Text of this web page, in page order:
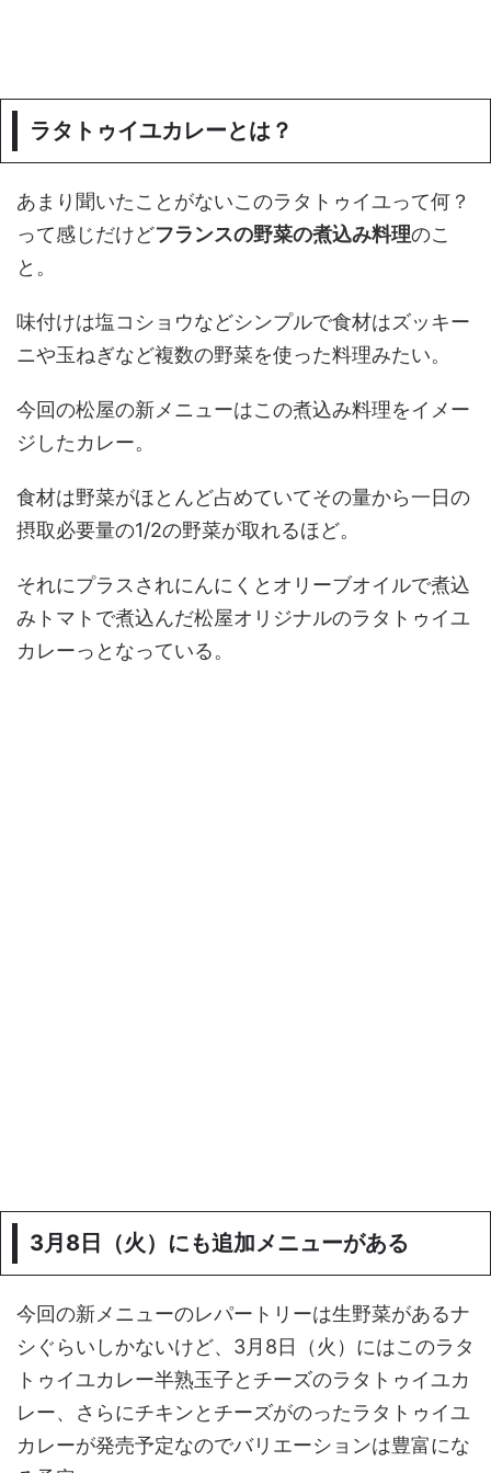
ラタトゥイユカレーとは？
あまり聞いたことがないこのラタトゥイユって何？
って感じだけどフランスの野菜の煮込み料理のこ
と。
味付けは塩コショウなどシンプルで食材はズッキー
ニや玉ねぎなど複数の野菜を使った料理みたい。
今回の松屋の新メニューはこの煮込み料理をイメー
ジしたカレー。
食材は野菜がほとんど占めていてその量から一日の
摂取必要量の1/2の野菜が取れるほど。
それにプラスされにんにくとオリーブオイルで煮込
みトマトで煮込んだ松屋オリジナルのラタトゥイユ
カレーっとなっている。
3月8日（火）にも追加メニューがある
今回の新メニューのレパートリーは生野菜があるナ
シぐらいしかないけど、3月8日（火）にはこのラタ
トゥイユカレー半熟玉子とチーズのラタトゥイユカ
レー、さらにチキンとチーズがのったラタトゥイユ
カレーが発売予定なのでバリエーションは豊富にな